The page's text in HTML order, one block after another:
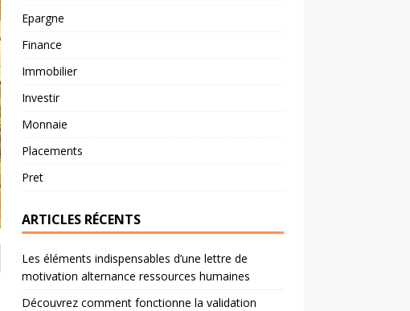
Epargne
Finance
Immobilier
Investir
Monnaie
Placements
Pret
ARTICLES RÉCENTS
Les éléments indispensables d’une lettre de
motivation alternance ressources humaines
Découvrez comment fonctionne la validation